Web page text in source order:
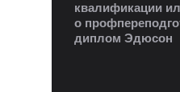
квалификации
о
диплом Эдюсон